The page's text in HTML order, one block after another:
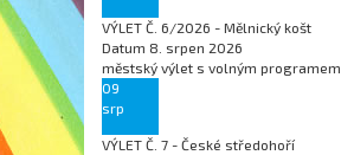
VÝLET Č. 6/2026 - Mělnický košt
Datum 8. srpen 2026
městský výlet s volným programem
09
srp
VÝLET Č. 7 - České středohoří